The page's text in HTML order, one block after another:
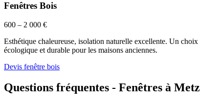
Fenêtres Bois
600 – 2 000 €
Esthétique chaleureuse, isolation naturelle excellente. Un choix
écologique et durable pour les maisons anciennes.
Devis fenêtre bois
Questions fréquentes - Fenêtres à Metz